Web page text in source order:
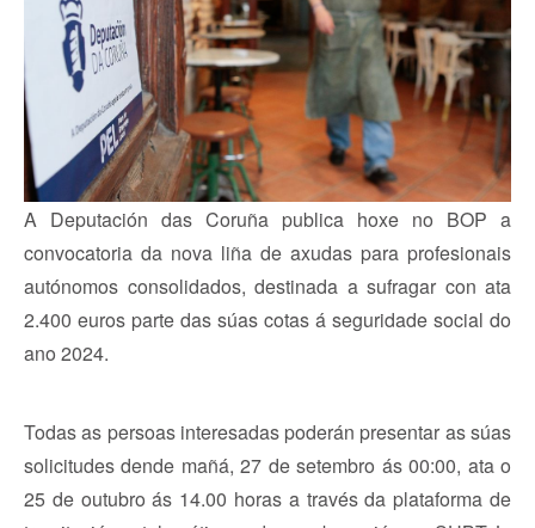
A Deputación das Coruña publica hoxe no BOP a
convocatoria da nova liña de axudas para profesionais
autónomos consolidados, destinada a sufragar con ata
2.400 euros parte das súas cotas á seguridade social do
ano 2024.
Todas as persoas interesadas poderán presentar as súas
solicitudes dende mañá, 27 de setembro ás 00:00, ata o
25 de outubro ás 14.00 horas a través da plataforma de